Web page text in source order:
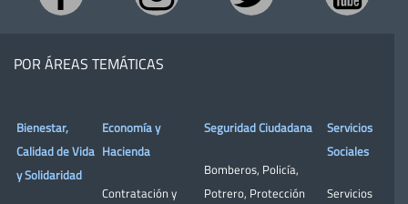
POR ÁREAS TEMÁTICAS
Bienestar,
Calidad de Vida
y Solidaridad
Economía y
Hacienda
Contratación y
Seguridad Ciudadana
Bomberos, Policía,
Potrero, Protección
Servicios
Sociales
Servicios